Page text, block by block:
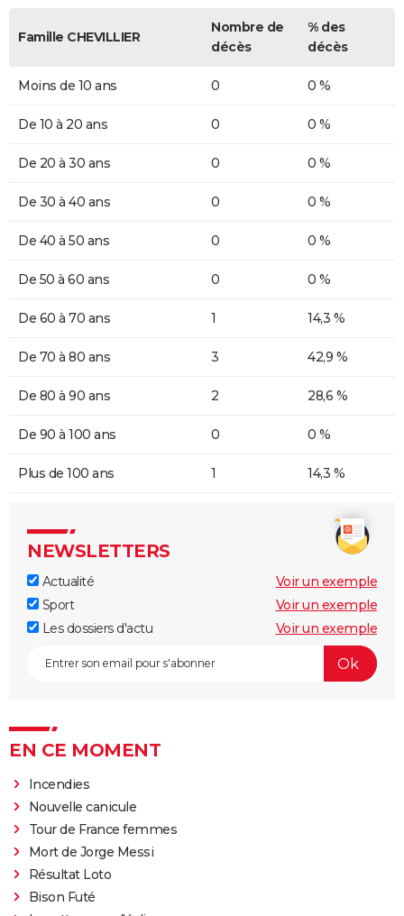
Famille CHEVILLIER
Nombre de
décès
% des
décès
Moins de 10 ans 0 0 %
De 10 à 20 ans 0 0 %
De 20 à 30 ans 0 0 %
De 30 à 40 ans 0 0 %
De 40 à 50 ans 0 0 %
De 50 à 60 ans 0 0 %
De 60 à 70 ans 1 14,3 %
De 70 à 80 ans 3 42,9 %
De 80 à 90 ans 2 28,6 %
De 90 à 100 ans 0 0 %
Plus de 100 ans 1 14,3 %
NEWSLETTERS
Actualité
Voir un exemple
Sport
Voir un exemple
Les dossiers d'actu
Voir un exemple
EN CE MOMENT
Incendies
Nouvelle canicule
Tour de France femmes
Mort de Jorge Messi
Résultat Loto
Bison Futé